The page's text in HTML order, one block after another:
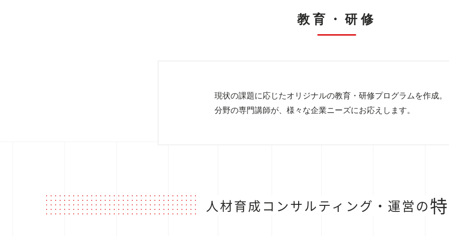
教育・研修
現状の課題に応じたオリジナルの教育・研修プログラムを作成。
分野の専門講師が、様々な企業ニーズにお応えします。
人材育成コンサルティング・運営の